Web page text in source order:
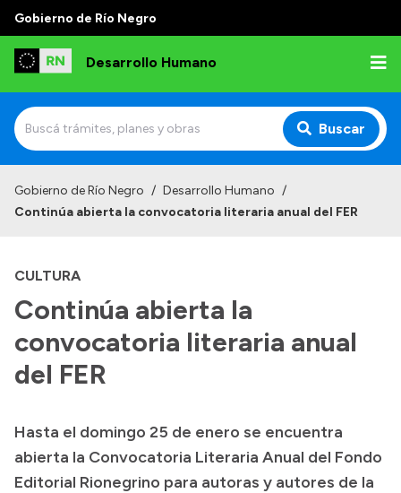
Gobierno de Río Negro
Desarrollo Humano
Buscar
Delegaciones
Normativa
Transparencia
Presupuesto
Gobierno de Río Negro / Desarrollo Humano /
Continúa abierta la convocatoria literaria anual del FER
CULTURA
Continúa abierta la
convocatoria literaria anual
del FER
Hasta el domingo 25 de enero se encuentra
abierta la Convocatoria Literaria Anual del Fondo
Editorial Rionegrino para autoras y autores de la